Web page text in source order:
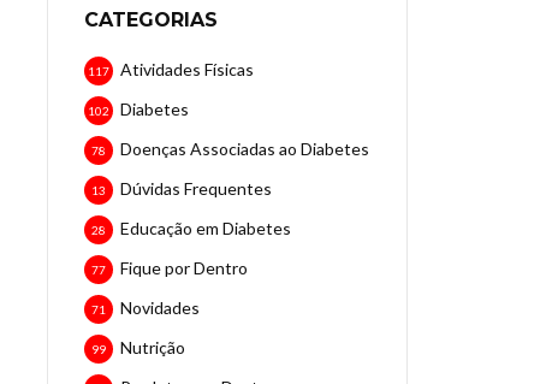
CATEGORIAS
Atividades Físicas
117
Diabetes
102
Doenças Associadas ao Diabetes
78
Dúvidas Frequentes
13
Educação em Diabetes
28
Fique por Dentro
77
Novidades
71
Nutrição
99